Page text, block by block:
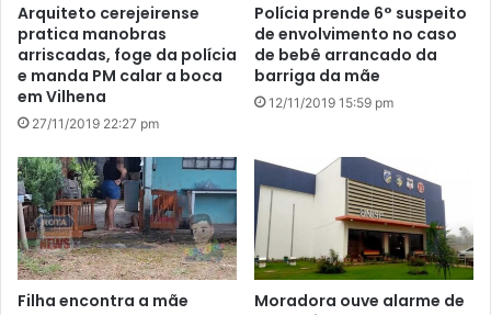
Arquiteto cerejeirense
pratica manobras
arriscadas, foge da polícia
e manda PM calar a boca
em Vilhena
27/11/2019 22:27 pm
Polícia prende 6° suspeito
de envolvimento no caso
de bebê arrancado da
barriga da mãe
12/11/2019 15:59 pm
Filha encontra a mãe
Moradora ouve alarme de